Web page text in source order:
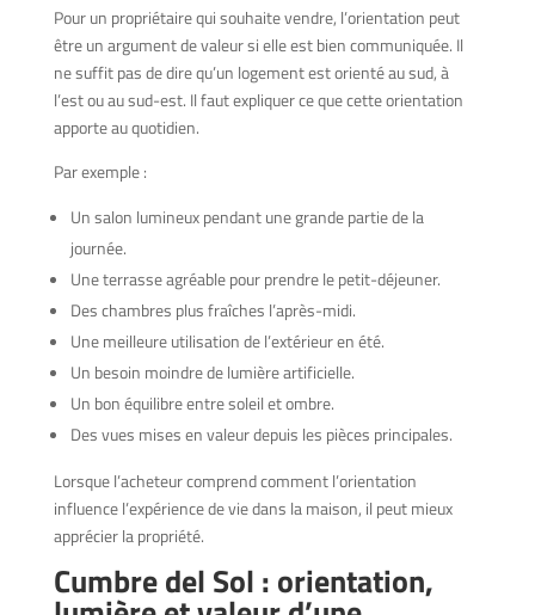
Pour un propriétaire qui souhaite vendre, l’orientation peut
être un argument de valeur si elle est bien communiquée. Il
ne suffit pas de dire qu’un logement est orienté au sud, à
l’est ou au sud-est. Il faut expliquer ce que cette orientation
apporte au quotidien.
Par exemple :
Un salon lumineux pendant une grande partie de la
journée.
Une terrasse agréable pour prendre le petit-déjeuner.
Des chambres plus fraîches l’après-midi.
Une meilleure utilisation de l’extérieur en été.
Un besoin moindre de lumière artificielle.
Un bon équilibre entre soleil et ombre.
Des vues mises en valeur depuis les pièces principales.
Lorsque l’acheteur comprend comment l’orientation
influence l’expérience de vie dans la maison, il peut mieux
apprécier la propriété.
Cumbre del Sol : orientation,